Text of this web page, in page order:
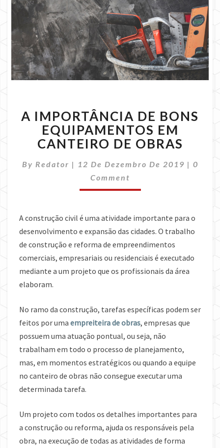
IMPORTÂNCIA
DE
BONS
EQUIPAMENTOS
CANTEIRO
DE
OBRAS
A IMPORTÂNCIA DE BONS
EQUIPAMENTOS EM
CANTEIRO DE OBRAS
By Redator | 12 De Dezembro De 2019 | 0
Comment
A construção civil é uma atividade importante para o
desenvolvimento e expansão das cidades. O trabalho
de construção e reforma de empreendimentos
comerciais, empresariais ou residenciais é executado
mediante a um projeto que os profissionais da área
elaboram.
No ramo da construção, tarefas específicas podem ser
feitos por uma empreiteira de obras, empresas que
possuem uma atuação pontual, ou seja, não
trabalham em todo o processo de planejamento,
mas, em momentos estratégicos ou quando a equipe
no canteiro de obras não consegue executar uma
determinada tarefa.
Um projeto com todos os detalhes importantes para
a construção ou reforma, ajuda os responsáveis pela
obra, na execução de todas as atividades de forma